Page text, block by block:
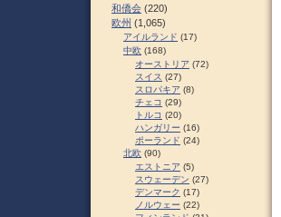
和僑会 (220)
欧州 (1,065)
アイルランド (17)
中欧 (168)
オーストリア (72)
スイス (27)
スロパキア (8)
チェコ (29)
トルコ (20)
ハンガリー (16)
ポーランド (24)
北欧 (90)
エストニア (5)
スウェーデン (27)
デンマーク (17)
ノルウェー (22)